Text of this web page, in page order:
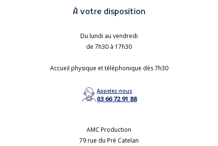
À votre disposition
Du lundi au vendredi
de 7h30 à 17h30
Accueil physique et téléphonique dès 7h30
Appelez-nous
03 66 72 91 88
AMC Production
79 rue du Pré Catelan